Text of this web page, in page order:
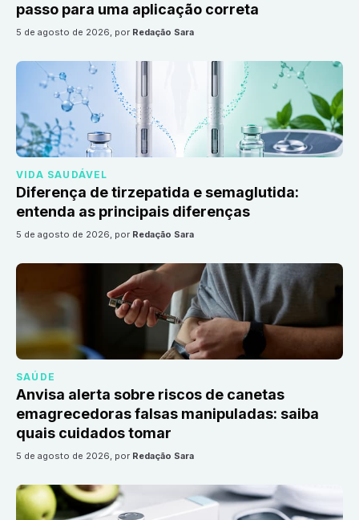
passo para uma aplicação correta
5 de agosto de 2026, por Redação Sara
VIDA SAUDÁVEL
Diferença de tirzepatida e semaglutida:
entenda as principais diferenças
5 de agosto de 2026, por Redação Sara
SAÚDE
Anvisa alerta sobre riscos de canetas
emagrecedoras falsas manipuladas: saiba
quais cuidados tomar
5 de agosto de 2026, por Redação Sara